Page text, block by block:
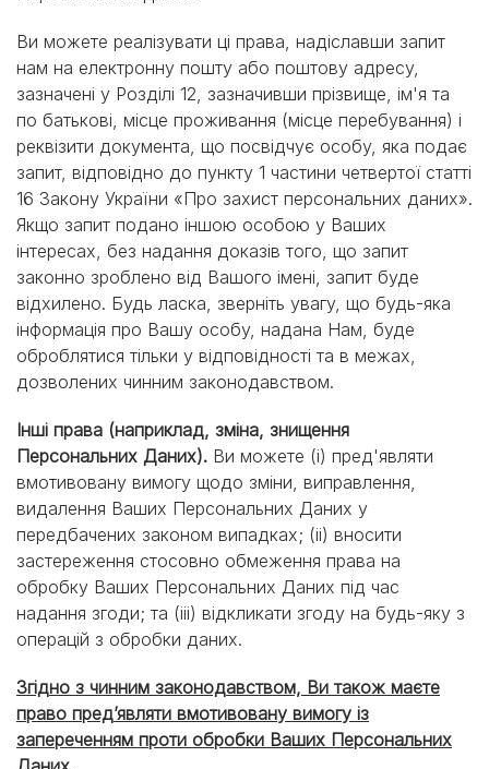
Ви можете реалізувати ці права, надіславши запит
нам на електронну пошту або поштову адресу,
зазначені у Розділі 12, зазначивши прізвище, ім'я та
по батькові, місце проживання (місце перебування) і
реквізити документа, що посвідчує особу, яка подає
запит, відповідно до пункту 1 частини четвертої статті
16 Закону України «Про захист персональних даних».
Якщо запит подано іншою особою у Ваших
інтересах, без надання доказів того, що запит
законно зроблено від Вашого імені, запит буде
відхилено. Будь ласка, зверніть увагу, що будь-яка
інформація про Вашу особу, надана Нам, буде
оброблятися тільки у відповідності та в межах,
дозволених чинним законодавством.
Інші права (наприклад, зміна, знищення
Персональних Даних). Ви можете (i) пред'являти
вмотивовану вимогу щодо зміни, виправлення,
видалення Ваших Персональних Даних у
передбачених законом випадках; (ii) вносити
застереження стосовно обмеження права на
обробку Ваших Персональних Даних під час
надання згоди; та (iii) відкликати згоду на будь-яку з
операцій з обробки даних.
Згідно з чинним законодавством, Ви також маєте
право пред’являти вмотивовану вимогу із
запереченням проти обробки Ваших Персональних